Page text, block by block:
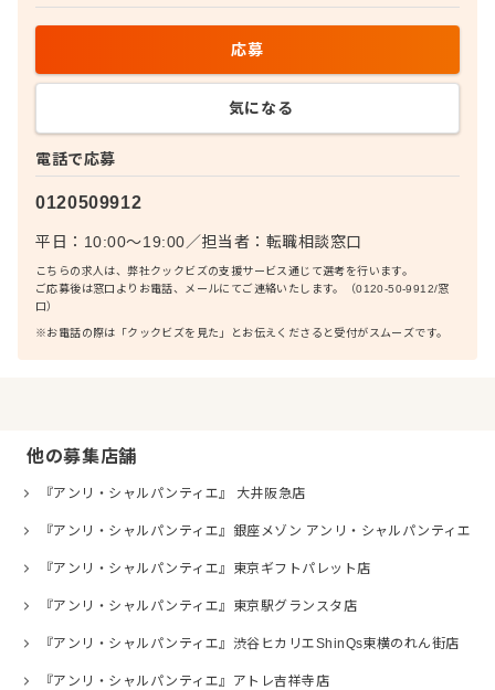
電話で応募
0120509912
平日：10:00〜19:00／担当者： 転職相談窓口
こちらの求人は、弊社クックビズの支援サービス通じて選考を行います。
ご応募後は窓口よりお電話、メールにてご連絡いたします。（0120-50-9912/窓
口）
※お電話の際は「クックビズを見た」とお伝えくださると受付がスムーズです。
応募
気になる
他の募集店舗
『アンリ・シャルパンティエ』 大井阪急店
『アンリ・シャルパンティエ』銀座メゾン アンリ・シャルパンティエ
『アンリ・シャルパンティエ』東京ギフトパレット店
『アンリ・シャルパンティエ』東京駅グランスタ店
『アンリ・シャルパンティエ』渋谷ヒカリエShinQs東横のれん街店
『アンリ・シャルパンティエ』アトレ吉祥寺店